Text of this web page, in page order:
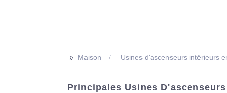
>> Maison Usines d'ascenseurs intérieurs
Principales Usines